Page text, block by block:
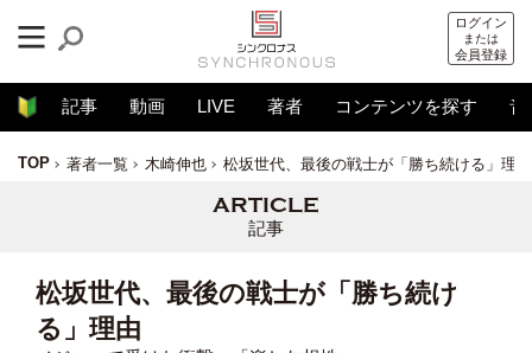
ログイン
または
会員登録
記事 動画 LIVE 著者 コンテンツを探す 音
TOP 著者一覧 木崎伸也 松坂世代、最後の戦士が「勝ち続ける」理由
記事
松坂世代、最後の戦士が「勝ち続け
る」理由